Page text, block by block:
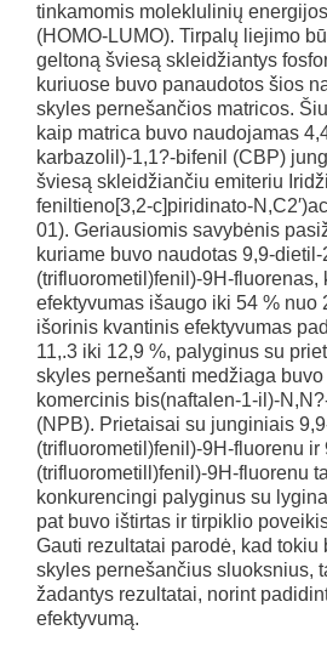
tinkamomis moleklulinių
(HOMO-LUMO). Tirpalų liejimo
geltoną šviesą skleidžiantys
kuriuose buvo panaudotos šios
skyles pernešančios matricos.
kaip matrica buvo naudojamas
karbazolil)-1,1?-bifenil (CBP)
šviesą skleidžiančiu emiteriu
feniltieno[3,2-c]piridinato-
01). Geriausiomis savybėnis
kuriame buvo naudotas 9,9-
(trifluorometil)fenil)-9H-fluorenas,
efektyvumas išaugo iki 54 % nuo
išorinis kvantinis efektyvumas
11,.3 iki 12,9 %, palyginus su
skyles pernešanti medžiaga
komercinis bis(naftalen-1-il)-
(NPB). Prietaisai su junginiais
(trifluorometil)fenil)-9H-fluorenu ir
(trifluorometill)fenil)-9H-fluorenu
konkurencingi palyginus su
pat buvo ištirtas ir tirpiklio
Gauti rezultatai parodė, kad tokiu
skyles pernešančius sluoksnius,
žadantys rezultatai, norint
efektyvumą.